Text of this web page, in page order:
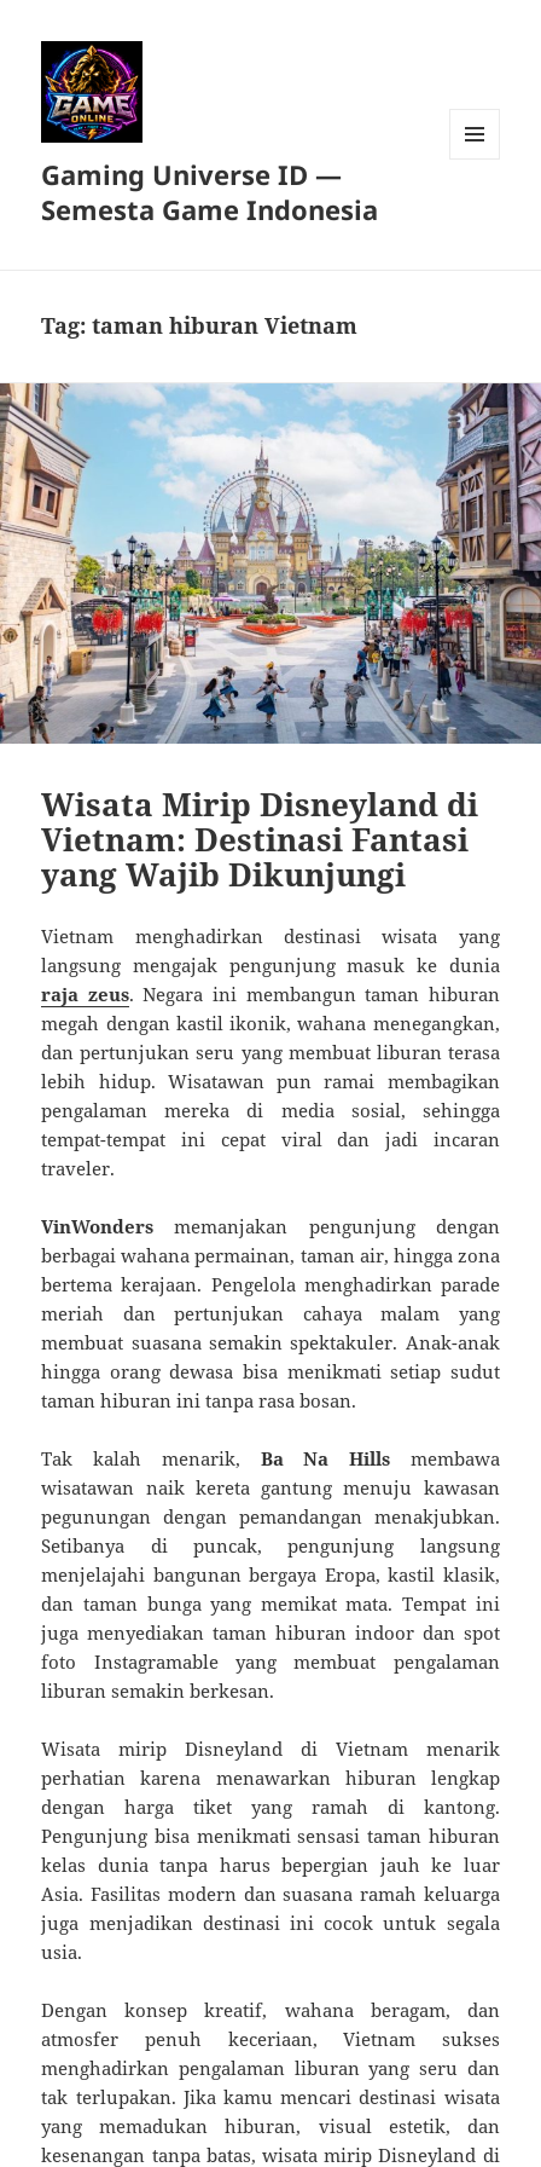
Gaming Universe ID —
Semesta Game Indonesia
Tag:taman hiburan Vietnam
Wisata Mirip Disneyland di
Vietnam: Destinasi Fantasi
yang Wajib Dikunjungi
Vietnam menghadirkan destinasi wisata yang
langsung mengajak pengunjung masuk ke dunia
raja zeus. Negara ini membangun taman hiburan
megah dengan kastil ikonik, wahana menegangkan,
dan pertunjukan seru yang membuat liburan terasa
lebih hidup. Wisatawan pun ramai membagikan
pengalaman mereka di media sosial, sehingga
tempat-tempat ini cepat viral dan jadi incaran
traveler.
VinWonders memanjakan pengunjung dengan
berbagai wahana permainan, taman air, hingga zona
bertema kerajaan. Pengelola menghadirkan parade
meriah dan pertunjukan cahaya malam yang
membuat suasana semakin spektakuler. Anak-anak
hingga orang dewasa bisa menikmati setiap sudut
taman hiburan ini tanpa rasa bosan.
Tak kalah menarik, Ba Na Hillsmembawa
wisatawan naik kereta gantung menuju kawasan
pegunungan dengan pemandangan menakjubkan.
Setibanya di puncak, pengunjung langsung
menjelajahi bangunan bergaya Eropa, kastil klasik,
dan taman bunga yang memikat mata. Tempat ini
juga menyediakan taman hiburan indoor dan spot
foto Instagramable yang membuat pengalaman
liburan semakin berkesan.
Wisata mirip Disneyland di Vietnam menarik
perhatian karena menawarkan hiburan lengkap
dengan harga tiket yang ramah di kantong.
Pengunjung bisa menikmati sensasi taman hiburan
kelas dunia tanpa harus bepergian jauh ke luar
Asia. Fasilitas modern dan suasana ramah keluarga
juga menjadikan destinasi ini cocok untuk segala
usia.
Dengan konsep kreatif, wahana beragam, dan
atmosfer penuh keceriaan, Vietnam sukses
menghadirkan pengalaman liburan yang seru dan
tak terlupakan. Jika kamu mencari destinasi wisata
yang memadukan hiburan, visual estetik, dan
kesenangan tanpa batas, wisata mirip Disneyland di